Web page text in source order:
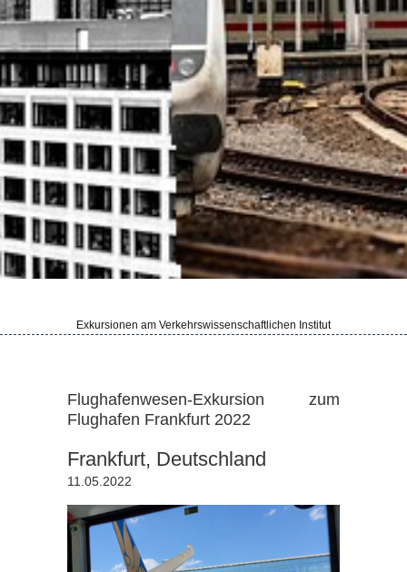
Exkursionen am Verkehrswissenschaftlichen Institut
Flughafenwesen-Exkursion zum
Flughafen Frankfurt 2022
Frankfurt, Deutschland
11.05.2022